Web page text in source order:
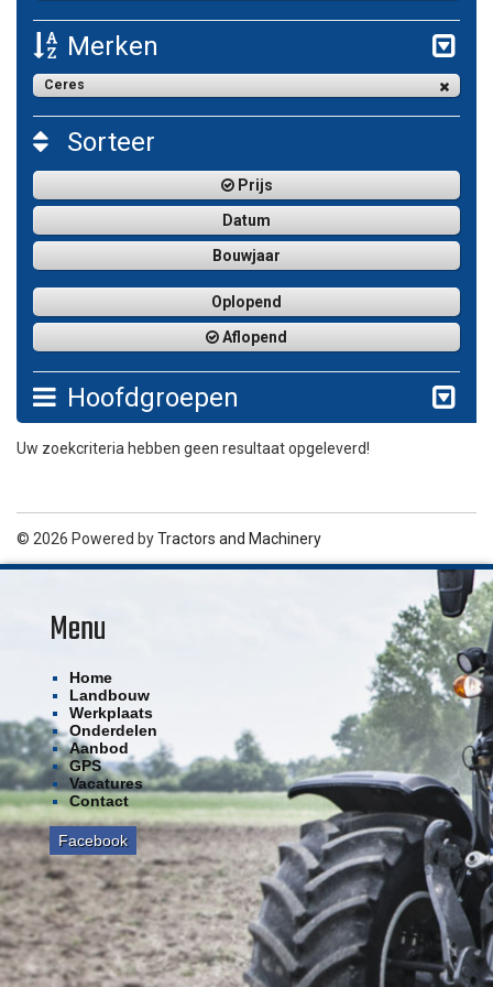
Merken
Ceres
Sorteer
Prijs
Datum
Bouwjaar
Oplopend
Aflopend
Hoofdgroepen
Uw zoekcriteria hebben geen resultaat opgeleverd!
© 2026 Powered byTractors and Machinery
Menu
Home
Landbouw
Werkplaats
Onderdelen
Aanbod
GPS
Vacatures
Contact
Facebook